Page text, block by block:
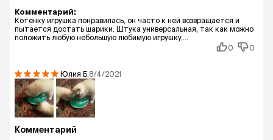
Комментарий:
Котенку игрушка понравилась, он часто к ней возвращается и
пытается достать шарики. Штука универсальная, так как можно
положить любую небольшую любимую игрушку....
0
0
Юлия Б. 8/4/2021
Комментарий